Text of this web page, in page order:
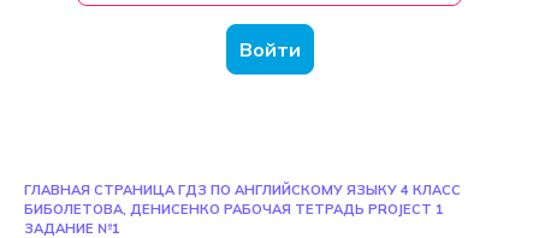
Войти
ГЛАВНАЯ СТРАНИЦА ГДЗ ПО АНГЛИЙСКОМУ ЯЗЫКУ 4 КЛАСС
БИБОЛЕТОВА, ДЕНИСЕНКО РАБОЧАЯ ТЕТРАДЬ PROJECT 1
ЗАДАНИЕ №1